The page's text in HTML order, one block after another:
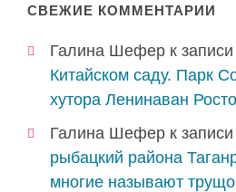
СВЕЖИЕ КОММЕНТАРИИ
Галина Шефер к записи
Китайском саду. Парк
хутора Ленинаван
Галина Шефер к записи
рыбацкий района
многие называют